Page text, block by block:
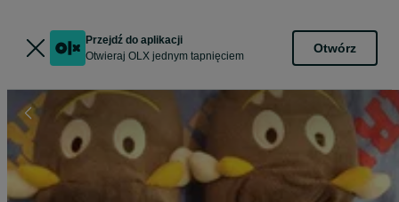
Przejdź do aplikacji
Otwieraj OLX jednym tapnięciem
Otwórz